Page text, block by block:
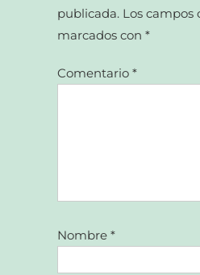
publicada. Los campos
marcados con*
Comentario*
Nombre*